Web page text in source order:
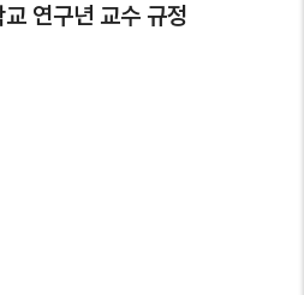
연구년 교수 규정